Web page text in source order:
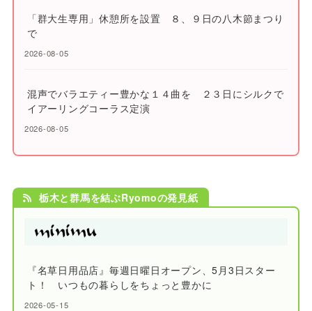
「群大生専用」休憩所を設置 ８、９日の八木節まつり
で
2026-08-05
混声でバラエティー豊かな１４曲を ２３日にシルクで
イアーリングコーラス定演
2026-08-05
栃木と群馬を結ぶRyomoの発見紙
『名草日用品店』毎週日曜日オープン、5月3日スター
ト！ いつもの暮らしをちょっと豊かに
2026-05-15